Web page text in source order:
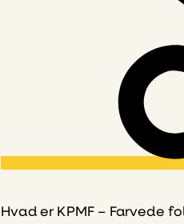
Hvad er KPMF – Farvede